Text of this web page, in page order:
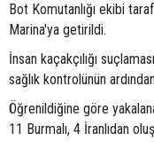
Bot Komutanlığı ekibi
Marina'ya getirildi.
İnsan kaçakçılığı
sağlık kontrolünün
Öğrenildiğine göre
11 Burmalı, 4 İranlıdan